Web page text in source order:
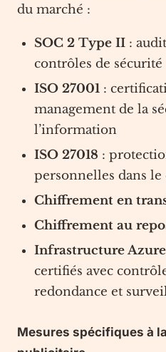
du marché :
SOC 2 Type II :
contrôles de sécurité
ISO 27001 :
management de la
l’information
ISO 27018 :
personnelles dans le
Chiffrement en
Chiffrement au
Infrastructure Azure
certifiés avec
redondance et
Mesures spécifiques à